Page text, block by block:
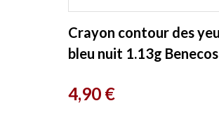
Crayon contour des
bleu nuit 1.13g Benecos
Prix
4,90 €